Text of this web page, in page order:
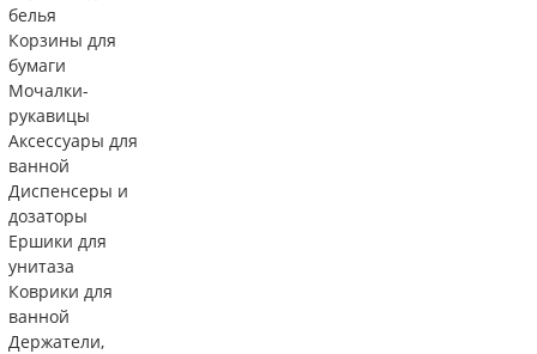
белья
Корзины для
бумаги
Мочалки-
рукавицы
Аксессуары для
ванной
Диспенсеры и
дозаторы
Ершики для
унитаза
Коврики для
ванной
Держатели,